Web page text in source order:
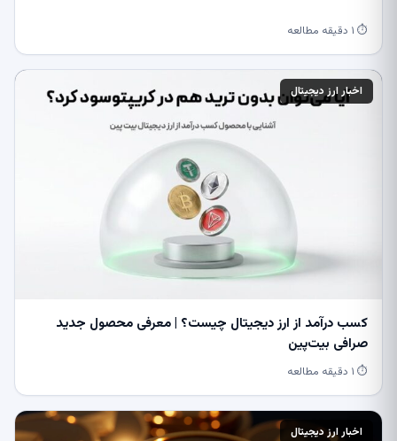
⏱ ۱ دقیقه مطالعه
اخبار ارز دیجیتال
کسب درآمد از ارز دیجیتال چیست؟ | معرفی محصول جدید
صرافی بیت‌پین
⏱ ۱ دقیقه مطالعه
اخبار ارز دیجیتال